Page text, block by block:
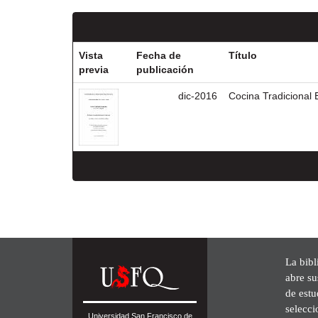
Vista
previa
Fecha de
publicación
Título
dic-2016 Cocina Tradicional
Universidad San Francisco de
La
abre
de